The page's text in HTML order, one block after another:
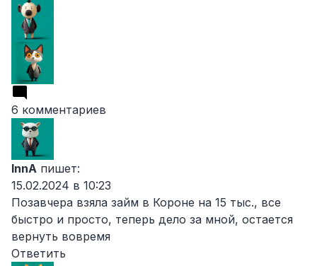
6 комментариев
InnA пишет:
15.02.2024 в 10:23
Позавчера взяла займ в Короне на 15 тыс., все
быстро и просто, теперь дело за мной, остается
вернуть вовремя
Ответить